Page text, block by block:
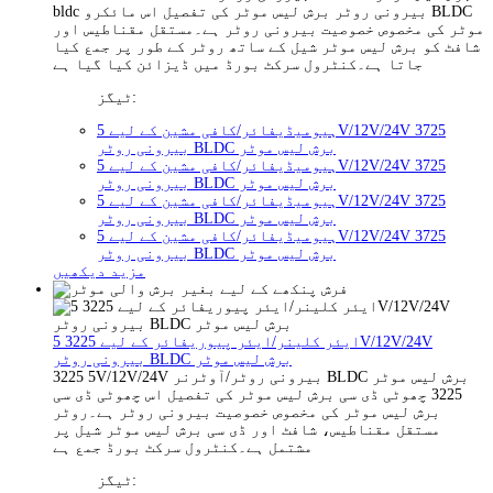
bldc بیرونی روٹر برش لیس موٹر کی تفصیل اس مائکرو BLDC
موٹر کی مخصوص خصوصیت بیرونی روٹر ہے۔مستقل مقناطیس اور
شافٹ کو برش لیس موٹر شیل کے ساتھ روٹر کے طور پر جمع کیا
جاتا ہے۔کنٹرول سرکٹ بورڈ میں ڈیزائن کیا گیا ہے
ٹیگز:
ہیومیڈیفائر/کافی مشین کے لیے 5V/12V/24V 3725
بیرونی روٹر BLDC برش لیس موٹر
ہیومیڈیفائر/کافی مشین کے لیے 5V/12V/24V 3725
بیرونی روٹر BLDC برش لیس موٹر
ہیومیڈیفائر/کافی مشین کے لیے 5V/12V/24V 3725
بیرونی روٹر BLDC برش لیس موٹر
ہیومیڈیفائر/کافی مشین کے لیے 5V/12V/24V 3725
بیرونی روٹر BLDC برش لیس موٹر
مزید دیکھیں
ایئر کلینر/ایئر پیوریفائر کے لیے 3225 5V/12V/24V
بیرونی روٹر BLDC برش لیس موٹر
3225 5V/12V/24V بیرونی روٹر/آوٹرنر BLDC برش لیس موٹر
3225 چھوٹی ڈی سی برش لیس موٹر کی تفصیل اس چھوٹی ڈی سی
برش لیس موٹر کی مخصوص خصوصیت بیرونی روٹر ہے۔روٹر
مستقل مقناطیس، شافٹ اور ڈی سی برش لیس موٹر شیل پر
مشتمل ہے۔کنٹرول سرکٹ بورڈ جمع ہے
ٹیگز: